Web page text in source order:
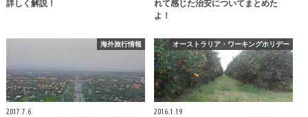
詳しく解説！
れて感じた治安についてまとめた
よ！
海外旅行情報
2017.7.6
オーストラリア・ワーキングホリデー
2016.1.19